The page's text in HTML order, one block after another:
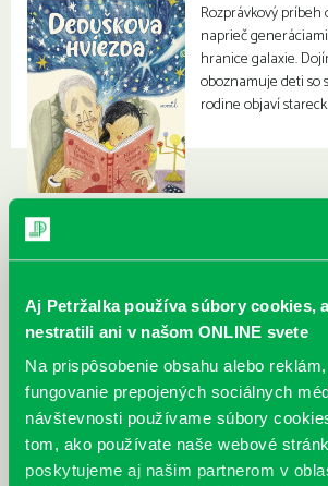
Aj Petržalka používa súbory cookies,
nestratili ani v našom ONLINE svete
Na prispôsobenie obsahu alebo
fungovanie prepojených sociálnych
návštevnosti používame súbory
tom, ako používate naše webové
poskytujeme aj našim partnerom v
Rozprávkový príbeh
naprieč
hranice galaxie.
oboznamuje deti so
rodine objaví